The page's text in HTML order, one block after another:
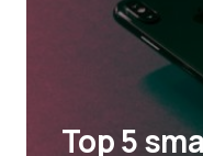
Top 5